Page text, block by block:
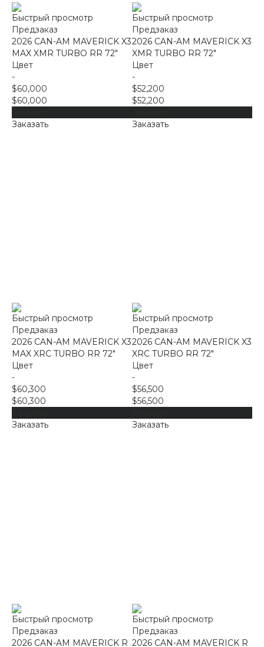
Быстрый просмотр
Предзаказ
2026 CAN-AM MAVERICK X3
MAX XMR TURBO RR 72"
Цвет
-
$60,000
$60,000
Заказать
Быстрый просмотр
Предзаказ
2026 CAN-AM MAVERICK X3
XMR TURBO RR 72"
Цвет
-
$52,200
$52,200
Заказать
Быстрый просмотр
Предзаказ
2026 CAN-AM MAVERICK X3
MAX XRC TURBO RR 72"
Цвет
-
$60,300
$60,300
Заказать
Быстрый просмотр
Предзаказ
2026 CAN-AM MAVERICK X3
XRC TURBO RR 72"
Цвет
-
$56,500
$56,500
Заказать
Быстрый просмотр
Предзаказ
2026 CAN-AM MAVERICK R
Быстрый просмотр
Предзаказ
2026 CAN-AM MAVERICK R